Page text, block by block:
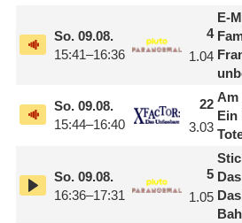
So.09.08.
15:41–16:36
4
1.04
E-
So.09.08.
15:44–16:40
22
3.03
Am
Ein
So.09.08.
16:36–17:31
5
1.05